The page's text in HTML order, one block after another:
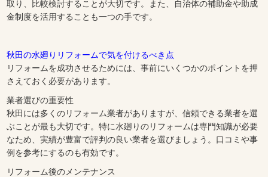
取り、比較検討することが大切です。また、自治体の補助金や助成
金制度を活用することも一つの手です。
秋田の水廻りリフォームで気を付けるべき点
リフォームを成功させるためには、事前にいくつかのポイントを押
さえておく必要があります。
業者選びの重要性
秋田には多くのリフォーム業者がありますが、信頼できる業者を選
ぶことが最も大切です。特に水廻りのリフォームは専門知識が必要
なため、実績が豊富で評判の良い業者を選びましょう。口コミや事
例を参考にするのも有効です。
リフォーム後のメンテナンス